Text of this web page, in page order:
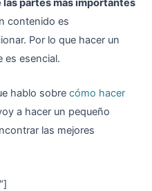
las partes más importantes
contenido es
Por lo que hacer un
es esencial.
hablo sobrecómo hacer
a hacer un pequeño
las mejores